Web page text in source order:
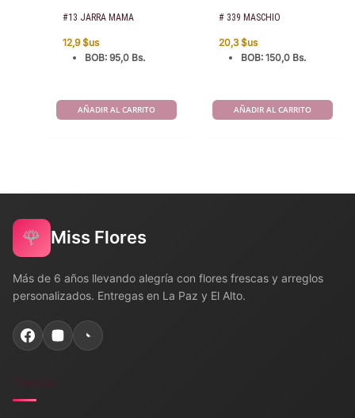
#13 JARRA MAMA
12,9$us
BOB:95,0 Bs.
AÑADIR AL CARRITO
# 339 MASCHIO
20,3$us
BOB:150,0 Bs.
AÑADIR AL CARRITO
🌹 Miss Flores
Más de 6 años llevando alegría con flores frescas y arreglos
personalizados. Entregas en La Paz y El Alto.